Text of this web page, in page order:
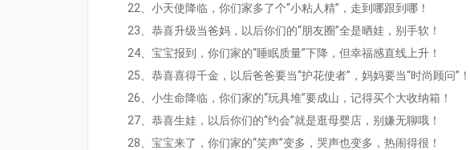
22、小天使降临，你们家多了个“小粘人精”，走到哪跟到哪！
23、恭喜升级当爸妈，以后你们的“朋友圈”全是晒娃，别手软！
24、宝宝报到，你们家的“睡眠质量”下降，但幸福感直线上升！
25、恭喜喜得千金，以后爸爸要当“护花使者”，妈妈要当“时尚顾问”！
26、小生命降临，你们家的“玩具堆”要成山，记得买个大收纳箱！
27、恭喜生娃，以后你们的“约会”就是逛母婴店，别嫌无聊哦！
28、宝宝来了，你们家的“笑声”变多，哭声也变多，热闹得很！